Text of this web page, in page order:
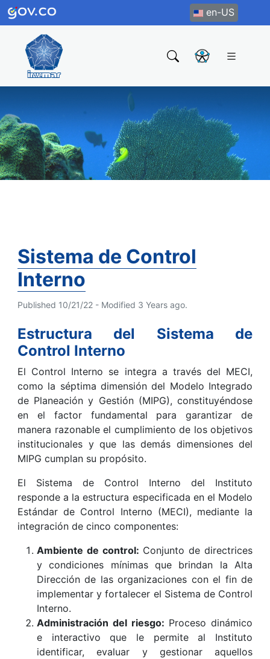
en-US
Sistema de Control
Interno
Published 10/21/22 - Modified 3 Years ago.
Estructura del Sistema de
Control Interno
El Control Interno se integra a través del MECI,
como la séptima dimensión del Modelo Integrado
de Planeación y Gestión (MIPG), constituyéndose
en el factor fundamental para garantizar de
manera razonable el cumplimiento de los objetivos
institucionales y que las demás dimensiones del
MIPG cumplan su propósito.
El Sistema de Control Interno del Instituto
responde a la estructura especificada en el Modelo
Estándar de Control Interno (MECI), mediante la
integración de cinco componentes:
Ambiente de control: Conjunto de directrices
y condiciones mínimas que brindan la Alta
Dirección de las organizaciones con el fin de
implementar y fortalecer el Sistema de Control
Interno.
Administración del riesgo: Proceso dinámico
e interactivo que le permite al Instituto
identificar, evaluar y gestionar aquellos